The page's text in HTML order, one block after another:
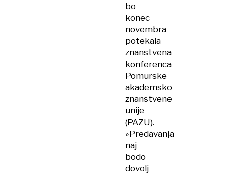
bo
konec
novembra
potekala
znanstvena
konferenca
Pomurske
akademsko
znanstvene
unije
(PAZU).
»Predavanja
naj
bodo
dovolj